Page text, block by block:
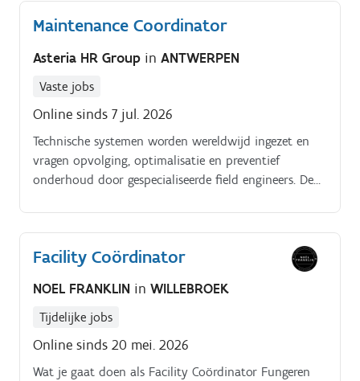
Maintenance Coordinator
Asteria HR Group in ANTWERPEN
Vaste jobs
Online sinds 7 jul. 2026
Technische systemen worden wereldwijd ingezet en
vragen opvolging, optimalisatie en preventief
onderhoud door gespecialiseerde field engineers. De
commerciële verantwoordelijkheid.
Facility Coördinator
NOEL FRANKLIN in WILLEBROEK
Tijdelijke jobs
Online sinds 20 mei. 2026
Wat je gaat doen als Facility Coördinator Fungeren